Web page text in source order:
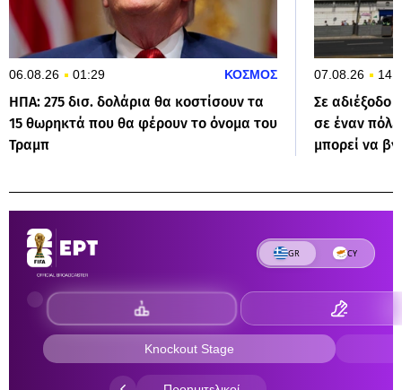
06.08.26 01:29 ΚΟΣΜΟΣ
ΗΠΑ: 275 δισ. δολάρια θα κοστίσουν τα
15 θωρηκτά που θα φέρουν το όνομα του
Τραμπ
07.08.26
Σε αδιέξοδο
σε έναν
μπορεί να